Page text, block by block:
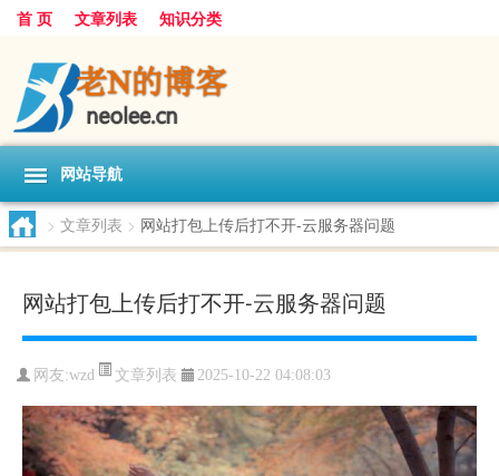
首 页 文章列表 知识分类
网站导航
> 文章列表 > 网站打包上传后打不开-云服务器问题
网站打包上传后打不开-云服务器问题
网友:wzd 文章列表 2025-10-22 04:08:03